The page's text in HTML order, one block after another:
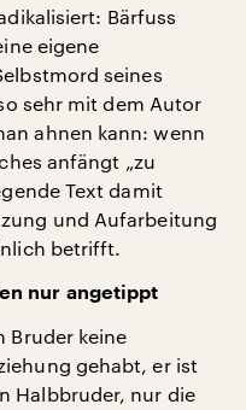
Bärfuss
eigene
seines
sehr mit dem Autor
ahnen kann: wenn
anfängt „zu
Text damit
und Aufarbeitung
betrifft.
nur angetippt
Bruder keine
gehabt, er ist
Halbbruder, nur die